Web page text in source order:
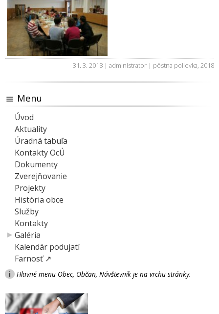
31. 3. 2018 | administrator | pôstna polievka, 2018
Menu
Úvod
Aktuality
Úradná tabuľa
Kontakty OcÚ
Dokumenty
Zverejňovanie
Projekty
História obce
Služby
Kontakty
Galéria
Kalendár podujatí
Farnosť ↗
i Hlavné menu Obec, Občan, Návštevník je na vrchu stránky.